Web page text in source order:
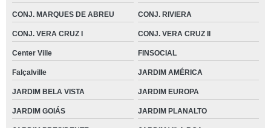
CONJ. MARQUES DE ABREU CONJ. RIVIERA
CONJ. VERA CRUZ I CONJ. VERA CRUZ II
Center Ville FINSOCIAL
Falçalville JARDIM AMÉRICA
JARDIM BELA VISTA JARDIM EUROPA
JARDIM GOIÁS JARDIM PLANALTO